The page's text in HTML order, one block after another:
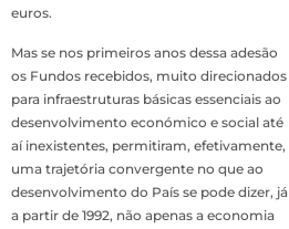
euros.
Mas se nos primeiros anos dessa adesão
os Fundos recebidos, muito direcionados
para infraestruturas básicas essenciais ao
desenvolvimento económico e social até
aí inexistentes, permitiram, efetivamente,
uma trajetória convergente no que ao
desenvolvimento do País se pode dizer, já
a partir de 1992, não apenas a economia